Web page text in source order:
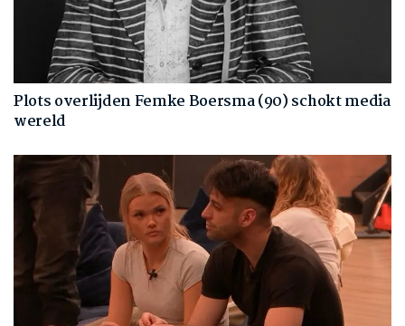
Plots overlijden Femke Boersma (90) schokt media
wereld